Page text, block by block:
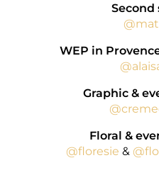
Second
WEP in
Graphic &
Floral &
@floresie &